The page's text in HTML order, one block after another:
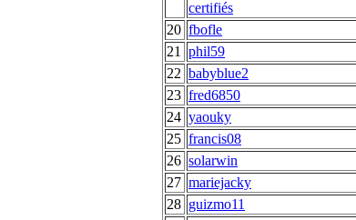
20 fbofle
21
phil59
22 babyblue2
23 fred6850
24 yaouky
25 francis08
26 solarwin
27 mariejacky
28 guizmo11